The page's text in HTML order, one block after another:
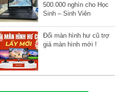
500.000 nghìn cho Học
Sinh – Sinh Viên
Đổi màn hình hư cũ trợ
giá màn hình mới !